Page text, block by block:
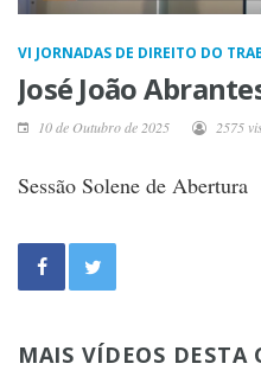
VI JORNADAS DE DIREITO DO
José João
10 de Outubro de 2025 2575
Sessão Solene de Abertura
MAIS VÍDEOS DESTA